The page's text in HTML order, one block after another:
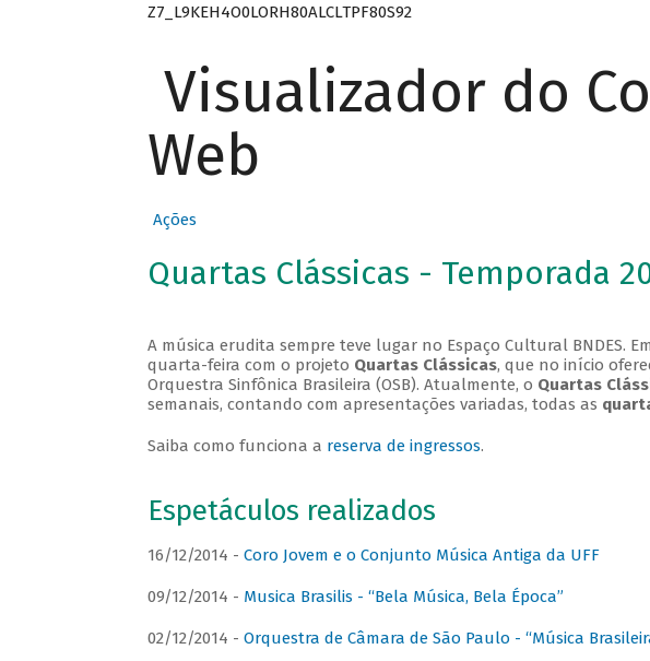
Z7_L9KEH4O0LORH80ALCLTPF80S92
Visualizador do
Web
Ações
Quartas Clássicas - Temporada
A música erudita sempre teve lugar no Espaço Cultural BNDES.
quarta-feira com o projeto Quartas Clássicas, que no início
Orquestra Sinfônica Brasileira (OSB). Atualmente, o Quartas
semanais, contando com apresentações variadas, todas as
Saiba como funciona a reserva de ingressos.
Espetáculos realizados
16/12/2014 - Coro Jovem e o Conjunto Música Antiga da UFF
09/12/2014 - Musica Brasilis - “Bela Música, Bela Época”
02/12/2014 - Orquestra de Câmara de São Paulo - “Música